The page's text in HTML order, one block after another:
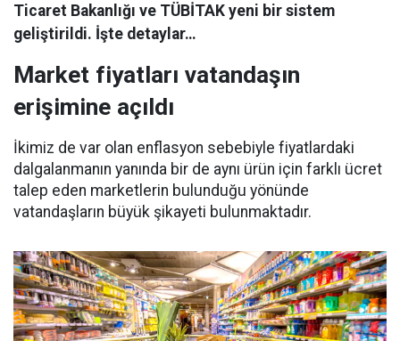
Ticaret Bakanlığı ve TÜBİTAK yeni bir sistem
geliştirildi. İşte detaylar…
Market fiyatları vatandaşın
erişimine açıldı
İkimiz de var olan enflasyon sebebiyle fiyatlardaki
dalgalanmanın yanında bir de aynı ürün için farklı ücret
talep eden marketlerin bulunduğu yönünde
vatandaşların büyük şikayeti bulunmaktadır.